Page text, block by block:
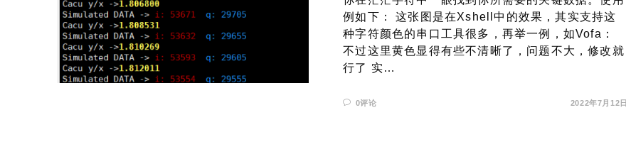
例如下： 这张图是在Xshell中的效果，其实支持这
种字符颜色的串口工具很多，再举一例，如Vofa：
不过这里黄色显得有些不清晰了，问题不大，修改就
行了 实…
0评论 2022年7月12日